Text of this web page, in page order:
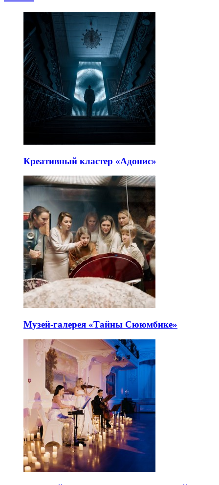
Креативный кластер «Адонис»
Музей-галерея «Тайны Сююмбике»